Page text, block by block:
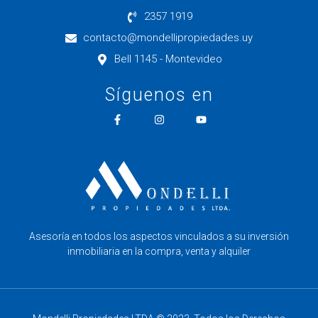
2357 1919
contacto@mondellipropiedades.uy
Bell 1145 - Montevideo
Síguenos en
Asesoría en todos los aspectos vinculados a su inversión
inmobiliaria en la compra, venta y alquiler